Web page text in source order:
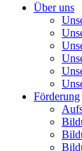
Über uns
Förderung